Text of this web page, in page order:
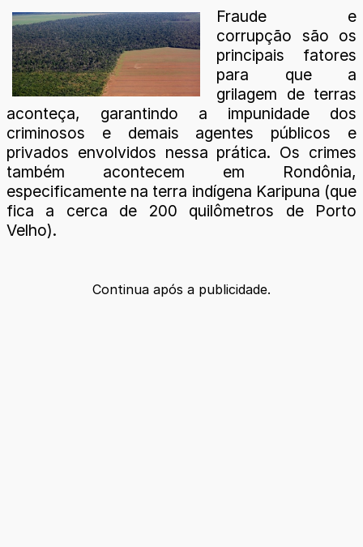
Fraude e
corrupção são os
principais fatores
para que a
grilagem de terras
aconteça, garantindo a impunidade dos
criminosos e demais agentes públicos e
privados envolvidos nessa prática. Os crimes
também acontecem em Rondônia,
especificamente na terra indígena Karipuna (que
fica a cerca de 200 quilômetros de Porto
Velho).
Continua após a publicidade.